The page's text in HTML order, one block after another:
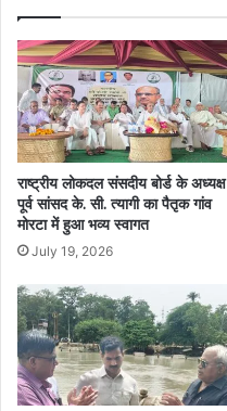
राष्ट्रीय लोकदल संसदीय बोर्ड के अध्यक्ष
पूर्व सांसद के. सी. त्यागी का पैतृक गांव
मोरटा में हुआ भव्य स्वागत
July 19, 2026